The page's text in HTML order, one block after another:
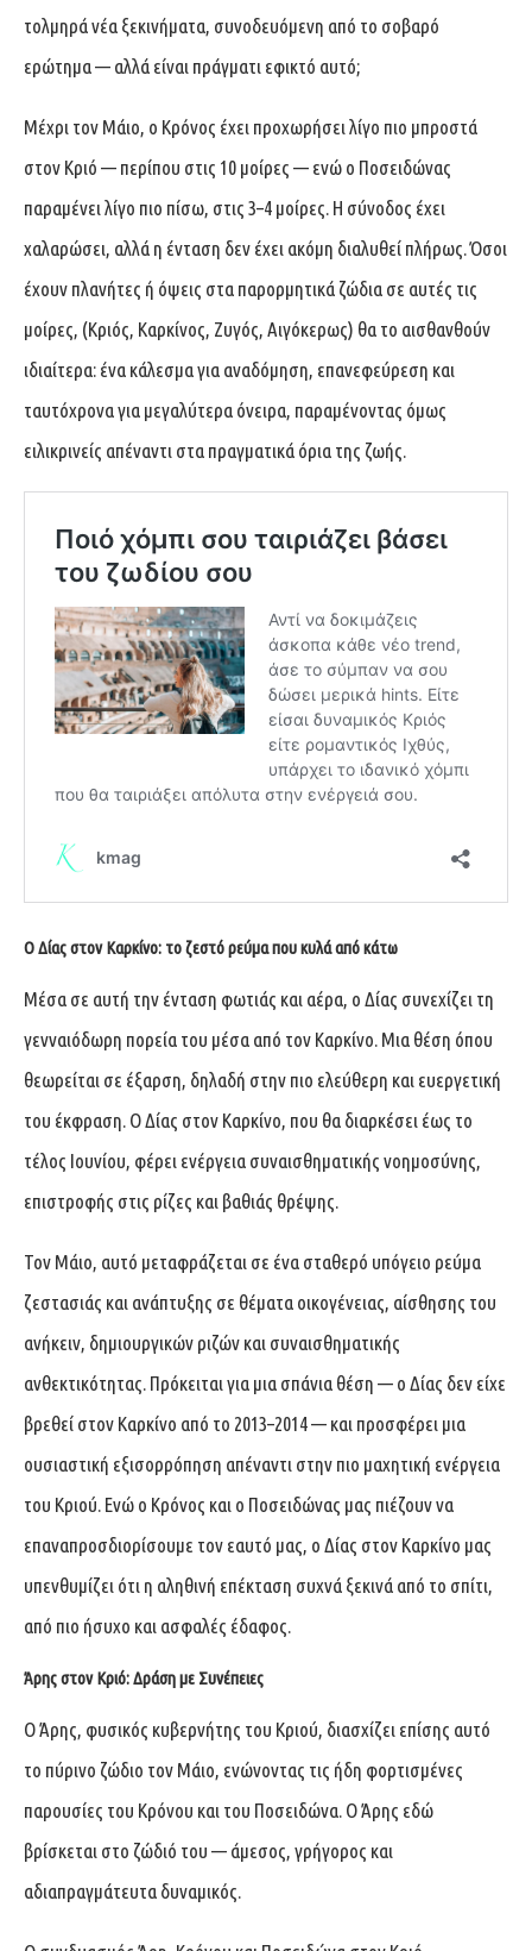
τολμηρά νέα ξεκινήματα, συνοδευόμενη από το σοβαρό
ερώτημα — αλλά είναι πράγματι εφικτό αυτό;
Μέχρι τον Μάιο, ο Κρόνος έχει προχωρήσει λίγο πιο μπροστά
στον Κριό — περίπου στις 10 μοίρες — ενώ ο Ποσειδώνας
παραμένει λίγο πιο πίσω, στις 3–4 μοίρες. Η σύνοδος έχει
χαλαρώσει, αλλά η ένταση δεν έχει ακόμη διαλυθεί πλήρως. Όσοι
έχουν πλανήτες ή όψεις στα παρορμητικά ζώδια σε αυτές τις
μοίρες, (Κριός, Καρκίνος, Ζυγός, Αιγόκερως) θα το αισθανθούν
ιδιαίτερα: ένα κάλεσμα για αναδόμηση, επανεφεύρεση και
ταυτόχρονα για μεγαλύτερα όνειρα, παραμένοντας όμως
ειλικρινείς απέναντι στα πραγματικά όρια της ζωής.
Ο Δίας στον Καρκίνο: το ζεστό ρεύμα που κυλά από κάτω
Μέσα σε αυτή την ένταση φωτιάς και αέρα, ο Δίας συνεχίζει τη
γενναιόδωρη πορεία του μέσα από τον Καρκίνο. Μια θέση όπου
θεωρείται σε έξαρση, δηλαδή στην πιο ελεύθερη και ευεργετική
του έκφραση. Ο Δίας στον Καρκίνο, που θα διαρκέσει έως το
τέλος Ιουνίου, φέρει ενέργεια συναισθηματικής νοημοσύνης,
επιστροφής στις ρίζες και βαθιάς θρέψης.
Τον Μάιο, αυτό μεταφράζεται σε ένα σταθερό υπόγειο ρεύμα
ζεστασιάς και ανάπτυξης σε θέματα οικογένειας, αίσθησης του
ανήκειν, δημιουργικών ριζών και συναισθηματικής
ανθεκτικότητας. Πρόκειται για μια σπάνια θέση — ο Δίας δεν είχε
βρεθεί στον Καρκίνο από το 2013–2014 — και προσφέρει μια
ουσιαστική εξισορρόπηση απέναντι στην πιο μαχητική ενέργεια
του Κριού. Ενώ ο Κρόνος και ο Ποσειδώνας μας πιέζουν να
επαναπροσδιορίσουμε τον εαυτό μας, ο Δίας στον Καρκίνο μας
υπενθυμίζει ότι η αληθινή επέκταση συχνά ξεκινά από το σπίτι,
από πιο ήσυχο και ασφαλές έδαφος.
Άρης στον Κριό: Δράση με Συνέπειες
Ο Άρης, φυσικός κυβερνήτης του Κριού, διασχίζει επίσης αυτό
το πύρινο ζώδιο τον Μάιο, ενώνοντας τις ήδη φορτισμένες
παρουσίες του Κρόνου και του Ποσειδώνα. Ο Άρης εδώ
βρίσκεται στο ζώδιό του — άμεσος, γρήγορος και
αδιαπραγμάτευτα δυναμικός.